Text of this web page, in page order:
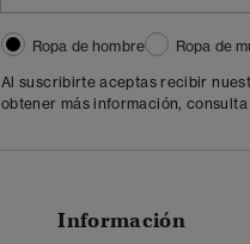
Ropa de hombre
Ropa de
Al suscribirte aceptas recibir
obtener más información,
Información